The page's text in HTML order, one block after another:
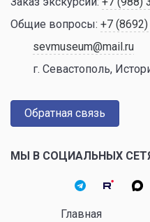
Общие вопросы: +7
sevmuseum@mail.ru
г. Севастополь,
Обратная связь
МЫ В СОЦИАЛЬНЫХ
Главная